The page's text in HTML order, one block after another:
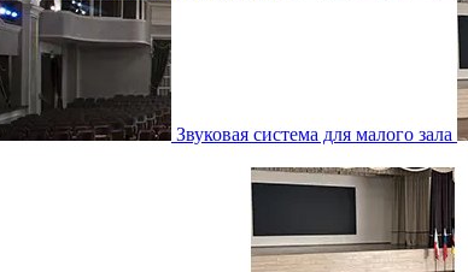
Звуковая система для малого зала